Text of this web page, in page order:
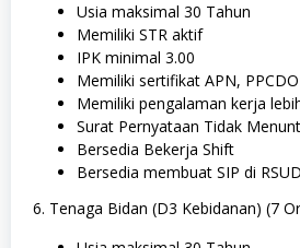
Usia maksimal 30 Tahun
Memiliki STR aktif
IPK minimal 3.00
Memiliki sertifikat APN,
Memiliki pengalaman kerja
Surat Pernyataan Tidak
Bersedia Bekerja Shift
Bersedia membuat SIP di
6. Tenaga Bidan (D3 Kebidanan) (7